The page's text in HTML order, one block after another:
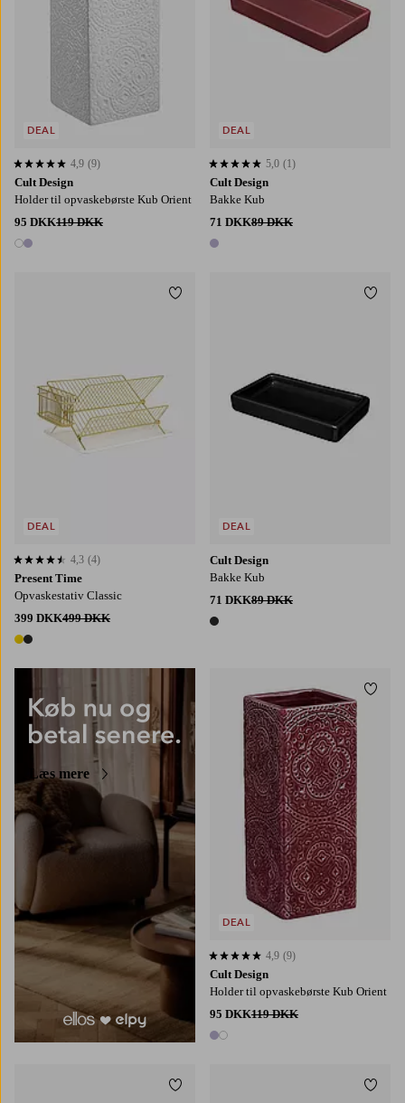
Cult Design
Holder til opvaskebørste Kub Orient
95 DKK119 DKK
2 farver
4,9 baseret på 9 bedømmelser
4,9 (9)
DEAL
Cult Design
Bakke Kub
71 DKK89 DKK
1 farve
5,0 baseret på 1 bedømmelser
5,0 (1)
DEAL
Present Time
Opvaskestativ Classic
399 DKK499 DKK
2 farver
4,3 baseret på 4 bedømmelser
4,3 (4)
DEAL
Tilføj til favoritter
Cult Design
Bakke Kub
71 DKK89 DKK
1 farve
DEAL
Læs mere
Cult Design
Holder til opvaskebørste Kub Orient
95 DKK119 DKK
2 farver
4,9 baseret på 9 bedømmelser
4,9 (9)
DEAL
Tilføj til favoritter